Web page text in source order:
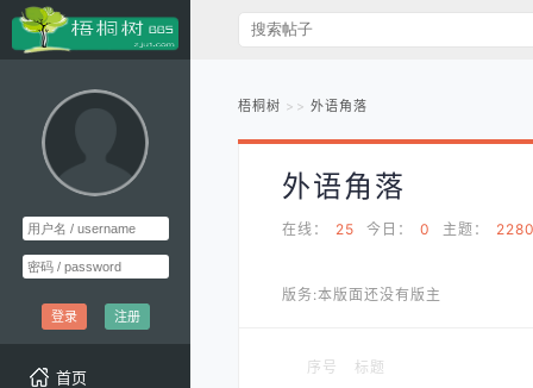
登录 注册
首页
梧桐树 外语角落
外语角落
在线： 25 今日： 0 主题：
版务:本版面还没有版主
序号 标题